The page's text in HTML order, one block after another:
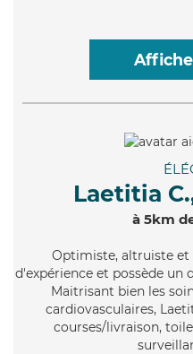
Laetitia
à 5km
Optimiste, altruiste et
d'expérience et possède
Maitrisant bien les
cardiovasculaires,
courses/livraison,